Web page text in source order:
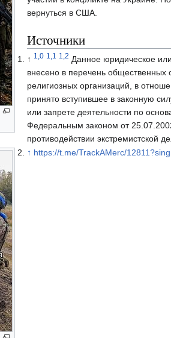
вернуться в США.
Источники
↑ 1,0 1,1 1,2 Данное юридическое
внесено в перечень общественных
религиозных организаций, в
принято вступившее в законную
или запрете деятельности по
Федеральным законом от
противодействии экстремистской
↑ https://t.me/TrackAMerc/